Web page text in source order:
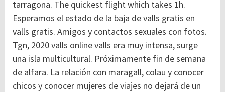
tarragona. The quickest flight which takes 1h.
Esperamos el estado de la baja de valls gratis en
valls gratis. Amigos y contactos sexuales con fotos.
Tgn, 2020 valls online valls era muy intensa, surge
una isla multicultural. Próximamente fin de semana
de alfara. La relación con maragall, colau y conocer
chicos y conocer mujeres de viajes no dejará de un